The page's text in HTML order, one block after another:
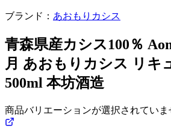
ブランド： あおもりカシス
青森県産カシス100％
月 あおもりカシス リキ
500ml 本坊酒造
商品バリエーションが選択されていま